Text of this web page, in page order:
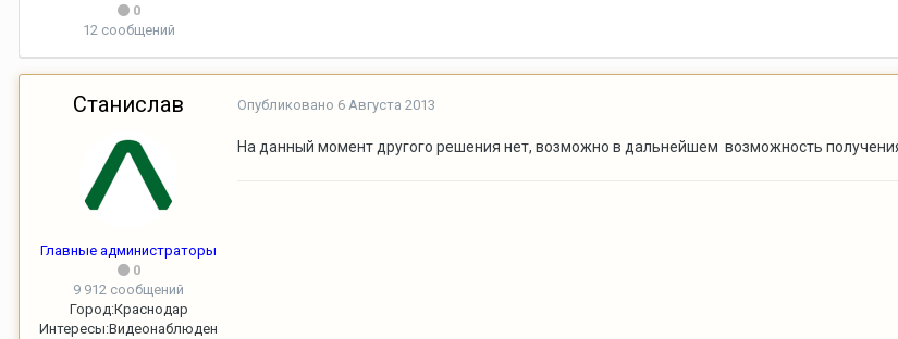
0
12 сообщений
Станислав
Главные администраторы
0
9 912 сообщений
Город:Краснодар
Интересы:Видеонаблюден
Опубликовано 6 Августа 2013
На данный момент другого решения нет, возможно в дальнейшем возможность